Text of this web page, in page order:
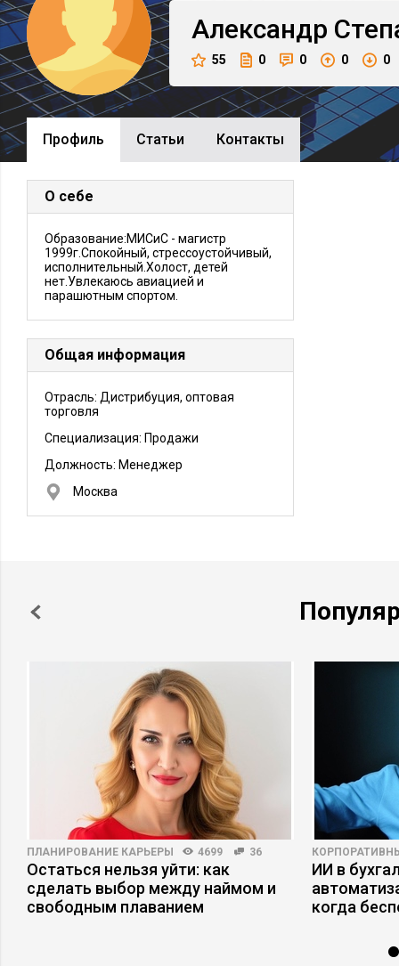
Александр
55 0 0 0 0
Профиль Cтатьи Контакты
О себе
Образование:МИСиС - магистр
1999г.Спокойный, стрессоустойчивый,
исполнительный.Холост, детей
нет.Увлекаюсь авиацией и
парашютным спортом.
Общая информация
Отрасль: Дистрибуция, оптовая
торговля
Специализация: Продажи
Должность: Менеджер
Москва
ПЛАНИРОВАНИЕ КАРЬЕРЫ 4699 36
Остаться нельзя уйти: как
сделать выбор между наймом и
свободным плаванием
ИИ в
когда